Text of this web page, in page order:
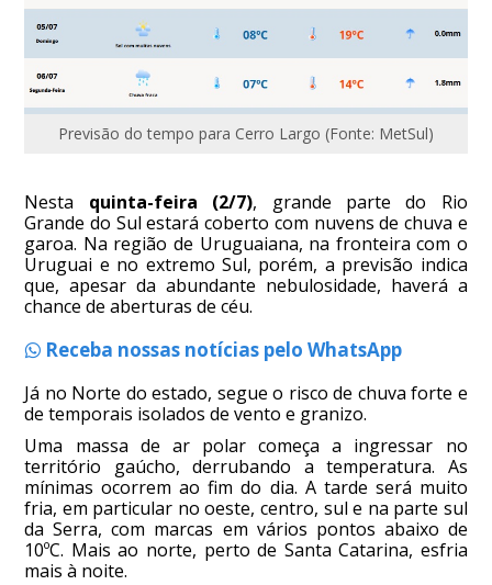
Previsão do tempo para Cerro Largo (Fonte: MetSul)
Nesta quinta-feira (2/7), grande parte do Rio
Grande do Sul estará coberto com nuvens de chuva e
garoa. Na região de Uruguaiana, na fronteira com o
Uruguai e no extremo Sul, porém, a previsão indica
que, apesar da abundante nebulosidade, haverá a
chance de aberturas de céu.
Receba nossas notícias pelo WhatsApp
Já no Norte do estado, segue o risco de chuva forte e
de temporais isolados de vento e granizo.
Uma massa de ar polar começa a ingressar no
território gaúcho, derrubando a temperatura. As
mínimas ocorrem ao fim do dia. A tarde será muito
fria, em particular no oeste, centro, sul e na parte sul
da Serra, com marcas em vários pontos abaixo de
10ºC. Mais ao norte, perto de Santa Catarina, esfria
mais à noite.